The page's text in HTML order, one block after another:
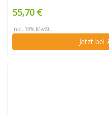
55,70 €
inkl. 19% MwSt.
Jetzt bei